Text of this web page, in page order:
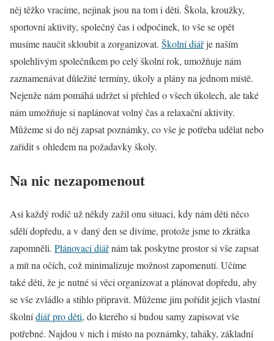
něj těžko vracíme, nejinak jsou na tom i děti. Škola, kroužky,
sportovní aktivity, společný čas i odpočinek, to vše se opět
musíme naučit skloubit a zorganizovat. Školní diářje naším
spolehlivým společníkem po celý školní rok, umožňuje nám
zaznamenávat důležité termíny, úkoly a plány na jednom místě.
Nejenže nám pomáhá udržet si přehled o všech úkolech, ale také
nám umožňuje si naplánovat volný čas a relaxační aktivity.
Můžeme si do něj zapsat poznámky, co vše je potřeba udělat nebo
zařídit s ohledem na požadavky školy.
Na nic nezapomenout
Asi každý rodič už někdy zažil onu situaci, kdy nám děti něco
sdělí dopředu, a v daný den se divíme, protože jsme to zkrátka
zapomněli. Plánovací diářnám tak poskytne prostor si vše zapsat
a mít na očích, což minimalizuje možnost zapomenutí. Učíme
také děti, že je nutné si věci organizovat a plánovat dopředu, aby
se vše zvládlo a stihlo připravit. Můžeme jim pořídit jejich vlastní
školnídiář pro děti, do kterého si budou samy zapisovat vše
potřebné. Najdou v nich i místo na poznámky, taháky, základní